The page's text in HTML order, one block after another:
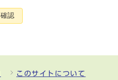
確認
このサイトについて